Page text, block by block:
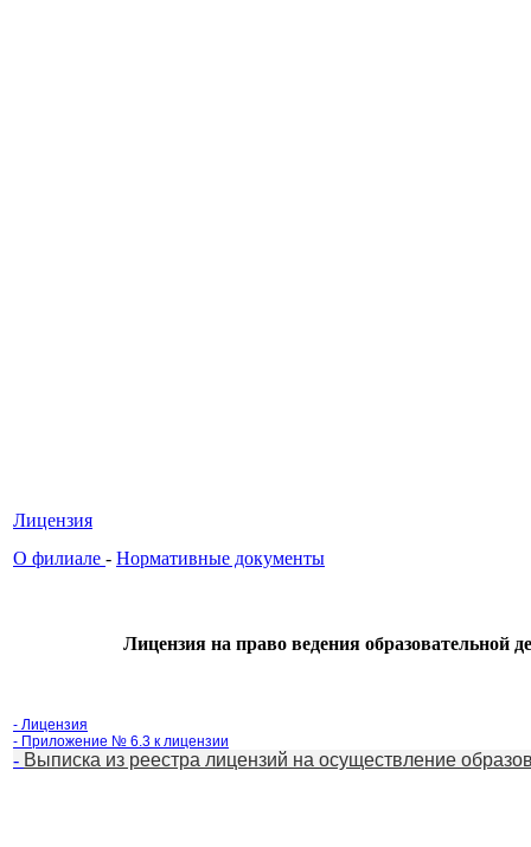
Лицензия
О филиале - Нормативные документы
Лицензия на право ведения образовательной
- Лицензия
- Приложение № 6.3 к лицензии
- Выписка из реестра лицензий на осуществление